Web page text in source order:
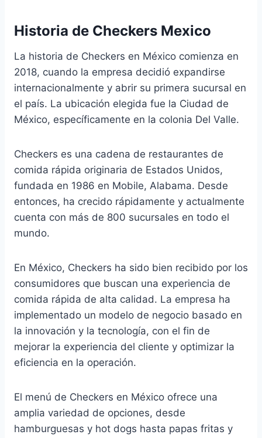
Historia de Checkers Mexico
La historia de Checkers en México comienza en
2018, cuando la empresa decidió expandirse
internacionalmente y abrir su primera sucursal en
el país. La ubicación elegida fue la Ciudad de
México, específicamente en la colonia Del Valle.
Checkers es una cadena de restaurantes de
comida rápida originaria de Estados Unidos,
fundada en 1986 en Mobile, Alabama. Desde
entonces, ha crecido rápidamente y actualmente
cuenta con más de 800 sucursales en todo el
mundo.
En México, Checkers ha sido bien recibido por los
consumidores que buscan una experiencia de
comida rápida de alta calidad. La empresa ha
implementado un modelo de negocio basado en
la innovación y la tecnología, con el fin de
mejorar la experiencia del cliente y optimizar la
eficiencia en la operación.
El menú de Checkers en México ofrece una
amplia variedad de opciones, desde
hamburguesas y hot dogs hasta papas fritas y